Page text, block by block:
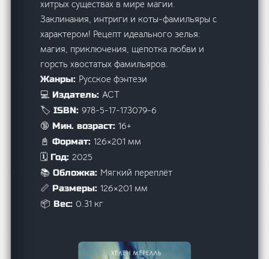
хитрых существах в мире магии.
Заклинания, интриги и коты-фамильяры с
характером! Рецепт идеального зелья:
магия, приключения, щепотка любви и
горсть хвостатых фамильяров.
Жанры: Русское фэнтези
💻 Издатель:АСТ
🏷️ ISBN:978-5-17-173079-6
🔞 Мин. возраст:16+
📓 Формат:126×201 мм
🗓️ Год:2025
📚 Обложка: Мягкий переплёт
📏 Размеры:126×201 мм
📦 Вес:0.31 кг